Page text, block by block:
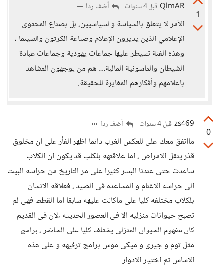
1
QlmAR قبل 4 سنوات أضف ردا
الأمر لا يتعلق بالسياسة والسياسيين، بل بصناع المحتوى
الإعلامي الذين يديرون الإعلام وصناعة الكرتون والسينما ،
وهذه الفئة تسيطر عليها جماعات يهودية وجماعات عبادة
الشيطان والماسونية المالية… هم من يوجهون المشاهد
بإعلامهم وأفكارهم المغايرة للحقيقة.
0
zs469 قبل 4 سنوات أضف ردا
مااتفق معك علی للعکس الغرب دائما اظهر الفأر على ان مخلوق
قذر ینقل الامراض ، اما علاقتهه بلکلب قد یکون ان الکلاب
ساعدت حتی عندنا البشر کثیرا علی مر التاریخ من حراسه البیت
الی حراسه الاغنام و المساعده فی الصید ، فعلاقه الانسان
بلکلاب مختلفه کلیا علی ماکانت علیهه سابقا اما القطط فهی لم
تصبح حیوانات منزلیه الا فی العصور الحدیثه ،لان فی القدیم
کان مفهوم الحیوان المنزلی یختلف کلیا علی الحاضر ، برامج
مثل توم و جیری و میکی موس برامج ترفیهه و علی هذه
الاساس تم اختیار الادوار